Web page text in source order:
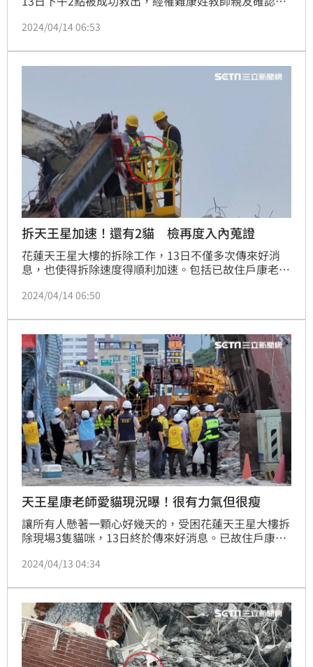
檢查後，沒有明顯外傷、生命跡象穩定，只是有點虛
2024/04/14 06:53
拆天王星加速！還有2貓 檢再度入內蒐證
花蓮天王星大樓的拆除工作，13日不僅多次傳來好消
息，也使得拆除速度得順利加速。包括已故住戶康老師
久又發現另名住戶愛貓「歐膩」的身影。花蓮縣政府建
檢方也再度進到大樓1到3樓，進行採樣、蒐證。至於大
家關心仍有2貓1雞待救，仍是邊施工邊利用監視器注意
動向，一看到就暫緩並進行驅趕，趕到低樓層，才有更
多逃生出路。
2024/04/14 06:50
天王星康老師愛貓現況曝！很有力氣但很瘦
讓所有人懸著一顆心好幾天的，受困花蓮天王星大樓拆
除現場3隻貓咪，13日終於傳來好消息。已故住戶康老
院接受檢查、治療。工程人員表示，貓咪從頭到尾都很
似被碎石鋼筋弄傷，但無大礙，而當下抱著貓咪時，貓
咪咬了一口他的手，還好傷口不大，已經擦藥止血，而
他也沒想太多，只是希望趕快把貓救下來。
2024/04/13 04:34